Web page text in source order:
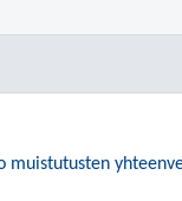
muistutusten